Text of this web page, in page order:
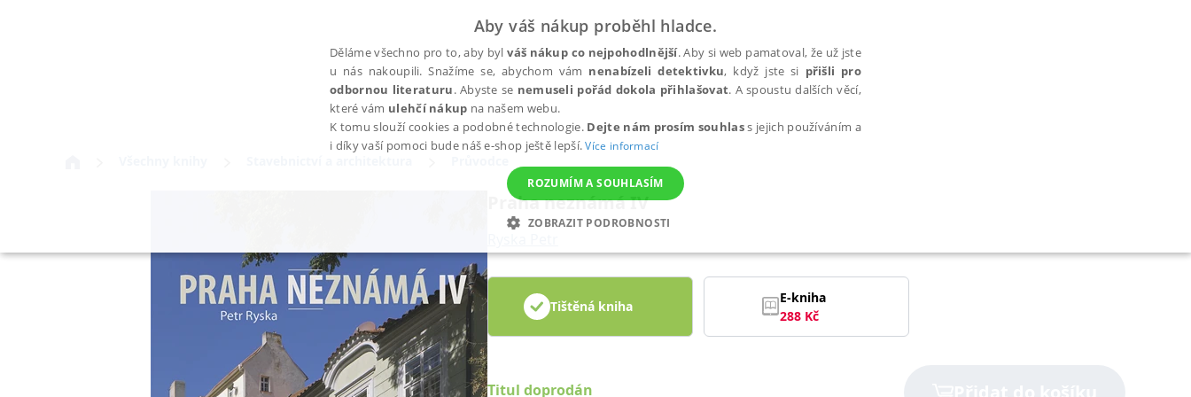
Praha neznámá IV
Tištěná kniha
E-kniha
288 Kč
Titul doprodán
Aby váš nákup proběhl hladce.
Děláme všechno pro to, aby bylváš nákup co nejpohodlnější. Aby si web pamatoval, že už jste
u nás nakoupili. Snažíme se, abychom vám nenabízeli detektivku, když jste si přišli pro
odbornou literaturu. Abyste se nemuseli pořád dokola přihlašovat. A spoustu dalších věcí,
které vám ulehčí nákup na našem webu.
K tomu slouží cookies a podobné technologie. Dejte nám prosím souhlass jejich používáním a
i díky vaší pomoci bude náš e-shop ještě lepší.Více informací
ROZUMÍM A SOUHLASÍM
ZOBRAZIT PODROBNOSTI
NEZBYTNÉ ANALYTICKÉ MARKETINGOVÉ FUNKČNÍ NEZAŘAZENÉ SOUBORY
Nezbytné Analytické Nezařazené soubory
Nezbytně nutné soubory cookie umožňují základní funkce webových stránek, jako je přihlášení uživatele a správa účtu. Webové stránky nelze bez nezbytně nutných souborů cookie správně používat.
Provider /